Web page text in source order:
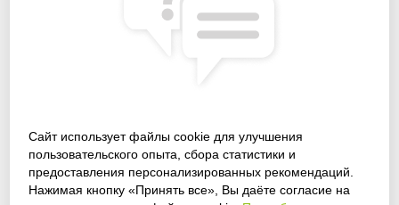
Сайт использует файлы cookie для улучшения
пользовательского опыта, сбора статистики и
предоставления персонализированных рекомендаций.
Нажимая кнопку «Принять все», Вы даёте согласие на
Получить доступ